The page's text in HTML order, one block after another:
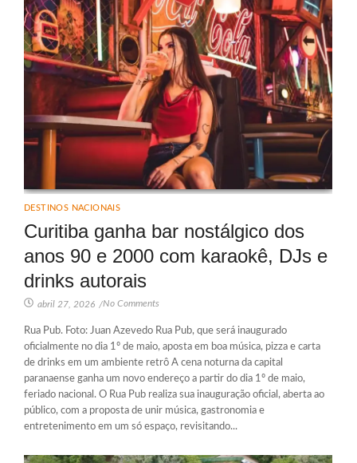
DESTINOS NACIONAIS
Curitiba ganha bar nostálgico dos
anos 90 e 2000 com karaokê, DJs e
drinks autorais
abril 27, 2026 /No Comments
Rua Pub. Foto: Juan Azevedo Rua Pub, que será inaugurado
oficialmente no dia 1º de maio, aposta em boa música, pizza e carta
de drinks em um ambiente retrô A cena noturna da capital
paranaense ganha um novo endereço a partir do dia 1º de maio,
feriado nacional. O Rua Pub realiza sua inauguração oficial, aberta ao
público, com a proposta de unir música, gastronomia e
entretenimento em um só espaço, revisitando...